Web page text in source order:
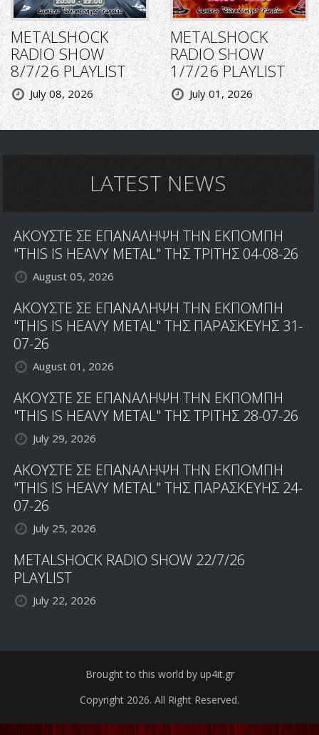
METALSHOCK
RADIO SHOW
8/7/26 PLAYLIST
July 08, 2026
METALSHOCK
RADIO SHOW
1/7/26 PLAYLIST
July 01, 2026
LATEST NEWS
ΑΚΟΥΣΤΕ ΣΕ ΕΠΑΝΑΛΗΨΗ ΤΗΝ ΕΚΠΟΜΠΗ
"THIS IS HEAVY METAL" ΤΗΣ ΤΡΙΤΗΣ 04-08-26
August 05, 2026
ΑΚΟΥΣΤΕ ΣΕ ΕΠΑΝΑΛΗΨΗ ΤΗΝ ΕΚΠΟΜΠΗ
"THIS IS HEAVY METAL" ΤΗΣ ΠΑΡΑΣΚΕΥΗΣ 31-
07-26
August 01, 2026
ΑΚΟΥΣΤΕ ΣΕ ΕΠΑΝΑΛΗΨΗ ΤΗΝ ΕΚΠΟΜΠΗ
"THIS IS HEAVY METAL" ΤΗΣ ΤΡΙΤΗΣ 28-07-26
July 29, 2026
ΑΚΟΥΣΤΕ ΣΕ ΕΠΑΝΑΛΗΨΗ ΤΗΝ ΕΚΠΟΜΠΗ
"THIS IS HEAVY METAL" ΤΗΣ ΠΑΡΑΣΚΕΥΗΣ 24-
07-26
July 25, 2026
METALSHOCK RADIO SHOW 22/7/26
PLAYLIST
July 22, 2026
Brought to this world by up4it.gr
Copyright 2026. All Right Reserved.